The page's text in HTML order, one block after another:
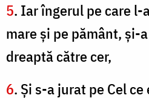
5. Iar îngerul pe care l-
mare şi pe pământ, şi-
dreaptă către cer,
6. Şi s-a jurat pe Cel